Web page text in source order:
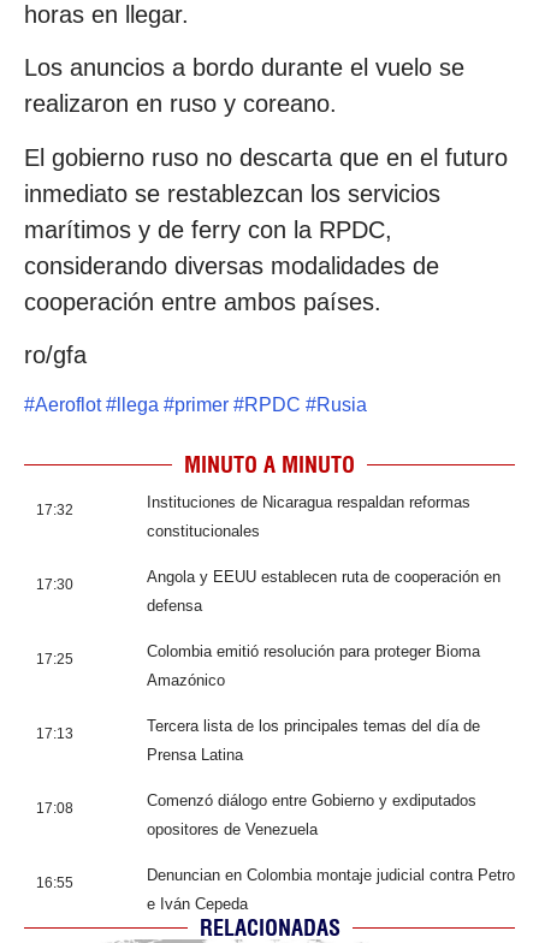
horas en llegar.
Los anuncios a bordo durante el vuelo se
realizaron en ruso y coreano.
El gobierno ruso no descarta que en el futuro
inmediato se restablezcan los servicios
marítimos y de ferry con la RPDC,
considerando diversas modalidades de
cooperación entre ambos países.
ro/gfa
#Aeroflot# llega #primer #RPDC #Rusia
MINUTO A MINUTO
17:32
Instituciones de Nicaragua respaldan reformas
constitucionales
17:30
Angola y EEUU establecen ruta de cooperación en
defensa
17:25
Colombia emitió resolución para proteger Bioma
Amazónico
17:13
Tercera lista de los principales temas del día de
Prensa Latina
17:08
Comenzó diálogo entre Gobierno y exdiputados
opositores de Venezuela
16:55
Denuncian en Colombia montaje judicial contra Petro
e Iván Cepeda
RELACIONADAS